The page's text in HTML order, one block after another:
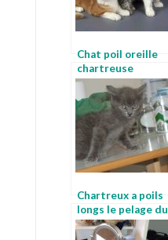
Chat poil oreille
chartreuse
Chartreux a poils
longs le pelage du
chat